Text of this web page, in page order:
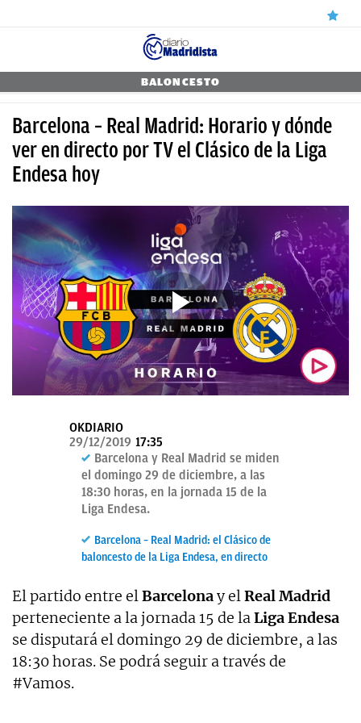
MADRID
CANTERA
FICHAJES
DIRECTO
FEMENINO
PAPARAZZI
OKDIARIO
BALONCESTO
Barcelona – Real Madrid: Horario y dónde
ver en directo por TV el Clásico de la Liga
Endesa hoy
OKDIARIO
29/12/2019 17:35
Barcelona y Real Madrid se miden
el domingo 29 de diciembre, a las
18:30 horas, en la jornada 15 de la
Liga Endesa.
Barcelona – Real Madrid: el Clásico de
baloncesto de la Liga Endesa, en directo
El partido entre elBarcelonay elReal Madrid
perteneciente a la jornada 15 de laLiga Endesa
se disputará el domingo 29 de diciembre, a las
18:30 horas. Se podrá seguir a través de
#Vamos.